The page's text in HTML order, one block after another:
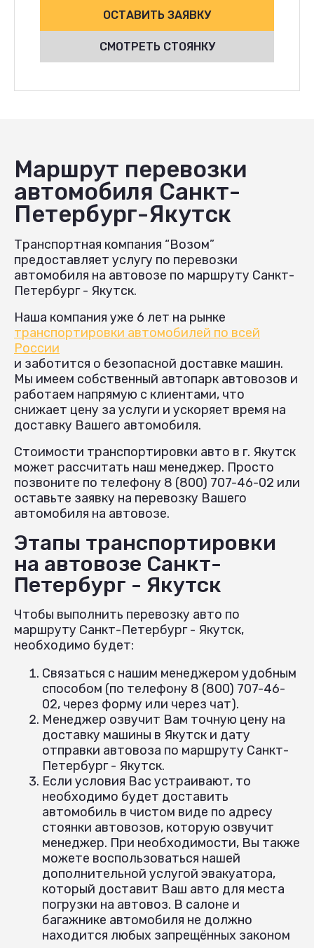
ОСТАВИТЬ ЗАЯВКУ
СМОТРЕТЬ СТОЯНКУ
Маршрут перевозки
автомобиля Санкт-
Петербург-Якутск
Транспортная компания “Возом”
предоставляет услугу по перевозки
автомобиля на автовозе по маршруту Санкт-
Петербург - Якутск.
Наша компания уже 6 лет на рынке
транспортировки автомобилей по всей
России
и заботится о безопасной доставке машин.
Мы имеем собственный автопарк автовозов и
работаем напрямую с клиентами, что
снижает цену за услуги и ускоряет время на
доставку Вашего автомобиля.
Стоимости транспортировки авто в г. Якутск
может рассчитать наш менеджер. Просто
позвоните по телефону 8 (800) 707-46-02 или
оставьте заявку на перевозку Вашего
автомобиля на автовозе.
Этапы транспортировки
на автовозе Санкт-
Петербург - Якутск
Чтобы выполнить перевозку авто по
маршруту Санкт-Петербург - Якутск,
необходимо будет:
Связаться с нашим менеджером удобным
способом (по телефону 8 (800) 707-46-
02, через форму или через чат).
Менеджер озвучит Вам точную цену на
доставку машины в Якутск и дату
отправки автовоза по маршруту Санкт-
Петербург - Якутск.
Если условия Вас устраивают, то
необходимо будет доставить
автомобиль в чистом виде по адресу
стоянки автовозов, которую озвучит
менеджер. При необходимости, Вы также
можете воспользоваться нашей
дополнительной услугой эвакуатора,
который доставит Ваш авто для места
погрузки на автовоз. В салоне и
багажнике автомобиля не должно
находится любых запрещённых законом